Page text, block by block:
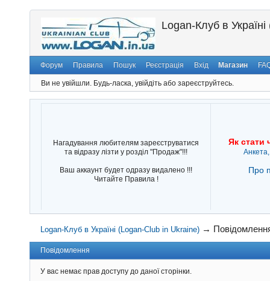
Logan-Клуб в
Форум Правила Пошук Реєстрація Вхід Магазин
Ви не увійшли. Будь-ласка, увійдіть або зареєструйтесь.
Нагадування любителям зареєструватися
та відразу лізти у розділ "Продаж"!!!
Ваш аккаунт будет одразу видалено !!!
Читайте Правила !
Як стати
Про
Logan-Клуб в Україні (Logan-Club in Ukraine) →
Повідомлення
У вас немає прав доступу до даної сторінки.